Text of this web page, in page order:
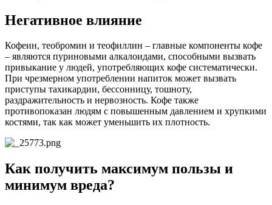
Негативное влияние
Кофеин, теобромин и теофиллин – главные компоненты кофе
– являются пуриновыми алкалоидами, способными вызвать
привыкание у людей, употребляющих кофе систематически.
При чрезмерном употреблении напиток может вызвать
приступы тахикардии, бессонницу, тошноту,
раздражительность и нервозность. Кофе также
противопоказан людям с повышенным давлением и хрупкими
костями, так как может уменьшить их плотность.
Как получить максимум пользы и
минимум вреда?